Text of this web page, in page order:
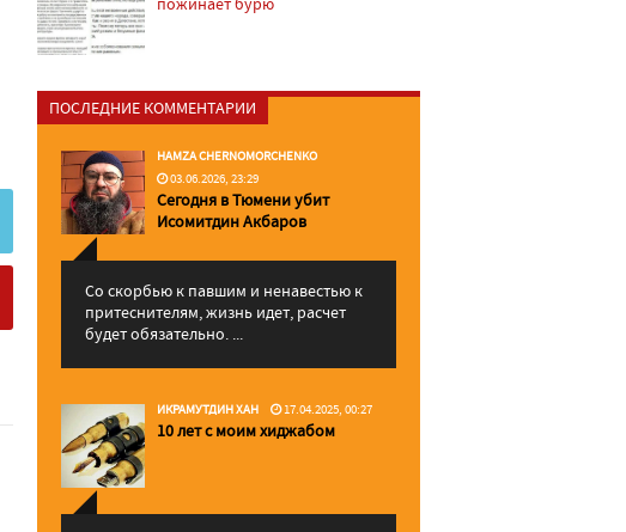
ПОСЛЕДНИЕ КОММЕНТАРИИ
HAMZA CHERNOMORCHENKO
03.06.2026, 23:29
Сегодня в Тюмени убит
Исомитдин Акбаров
Со скорбью к павшим и ненавестью к
притеснителям, жизнь идет, расчет
будет обязательно. ...
ИКРАМУТДИН ХАН 17.04.2025, 00:27
10 лет с моим хиджабом